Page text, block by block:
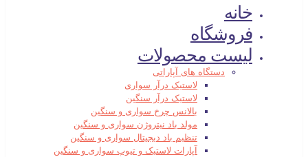
خانه
فروشگاه
لیست محصولات
دستگاه های آپاراتی
لاستیک درآر سواری
لاستیک درآر سنگین
بالانس چرخ سواری و سنگین
مولد باد نیتروژن سواری و سنگین
تنظیم باد دیجیتال سواری و سنگین
آپارات لاستیک و تیوپ سواری و سنگین